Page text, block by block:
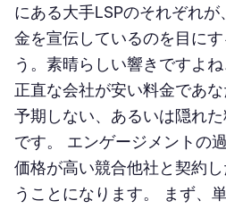
にある大手LSPのそれぞれ
金を宣伝しているのを目に
う。素晴らしい響きですよ
正直な会社が安い料金であ
予期しない、あるいは隠れ
です。 エンゲージメントの
価格が高い競合他社と契約
うことになります。 まず、